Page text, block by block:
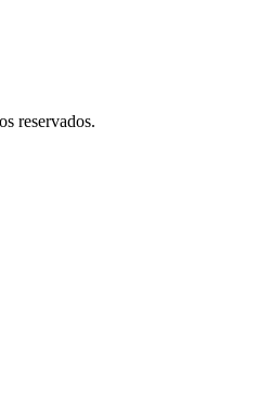
reservados.